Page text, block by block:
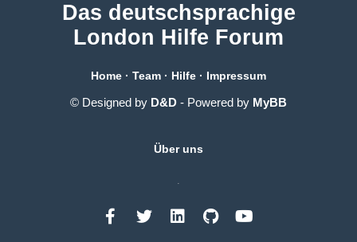
Das deutschsprachige
London Hilfe Forum
Home · Team · Hilfe · Impressum
© Designed by D&D - Powered by MyBB
Über uns
.